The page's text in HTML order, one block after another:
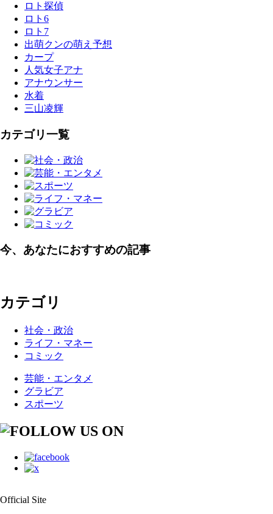
ロト探偵
ロト6
ロト7
出萌クンの萌え予想
カープ
人気女子アナ
アナウンサー
水着
三山凌輝
カテゴリ一覧
今、あなたにおすすめの記事
カテゴリ
社会・政治
ライフ・マネー
コミック
芸能・エンタメ
グラビア
スポーツ
Official Site